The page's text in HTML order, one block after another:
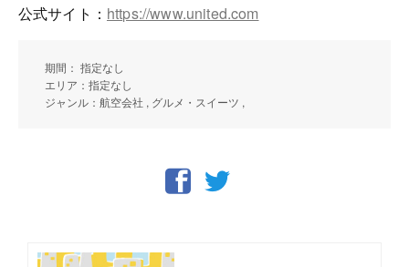
公式サイト： https://www.united.com
期間： 指定なし
エリア：指定なし
ジャンル：航空会社 , グルメ・スイーツ ,